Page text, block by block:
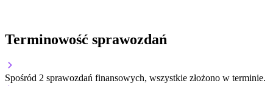
Terminowość sprawozdań
Spośród 2 sprawozdań finansowych, wszystkie złożono w terminie.